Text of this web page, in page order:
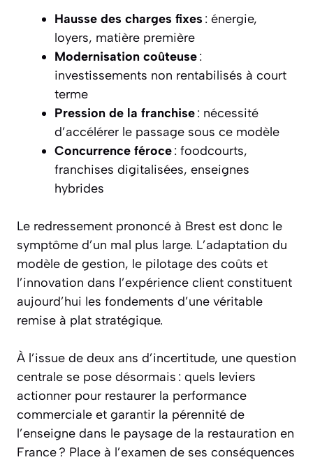
Hausse des charges fixes : énergie,
loyers, matière première
Modernisation coûteuse:
investissements non rentabilisés à court
terme
Pression de la franchise: nécessité
d’accélérer le passage sous ce modèle
Concurrence féroce: foodcourts,
franchises digitalisées, enseignes
hybrides
Le redressement prononcé à Brest est donc le
symptôme d’un mal plus large. L’adaptation du
modèle de gestion, le pilotage des coûts et
l’innovation dans l’expérience client constituent
aujourd’hui les fondements d’une véritable
remise à plat stratégique.
À l’issue de deux ans d’incertitude, une question
centrale se pose désormais : quels leviers
actionner pour restaurer la performance
commerciale et garantir la pérennité de
l’enseigne dans le paysage de la restauration en
France ? Place à l’examen de ses conséquences